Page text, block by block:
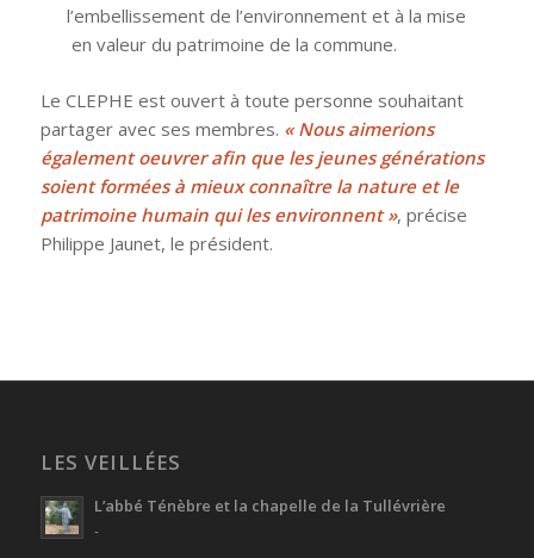
l’embellissement de l’environnement et à la mise
en valeur du patrimoine de la commune.
Le CLEPHE est ouvert à toute personne souhaitant
partager avec ses membres. « Nous aimerions
également oeuvrer afin que les jeunes générations
soient formées à mieux connaître la nature et le
patrimoine humain qui les environnent », précise
Philippe Jaunet, le président.
LES VEILLÉES
L’abbé Ténèbre et la chapelle de la Tullévrière
-